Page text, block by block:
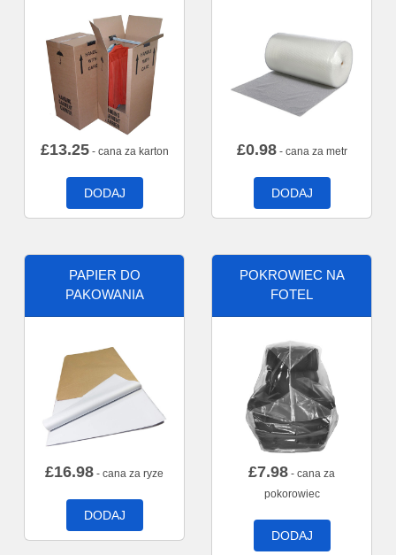
£13.25- cana za karton
DODAJ
£0.98- cana za metr
DODAJ
PAPIER DO
PAKOWANIA
£16.98 - cana za ryze
DODAJ
POKROWIEC NA
FOTEL
£7.98 - cana za
pokorowiec
DODAJ